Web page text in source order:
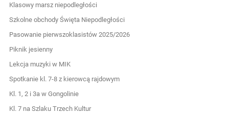
Klasowy marsz niepodległości
Szkolne obchody Święta Niepodległości
Pasowanie pierwszoklasistów 2025/2026
Piknik jesienny
Lekcja muzyki w MIK
Spotkanie kl. 7-8 z kierowcą rajdowym
Kl. 1, 2 i 3a w Gongolinie
Kl. 7 na Szlaku Trzech Kultur